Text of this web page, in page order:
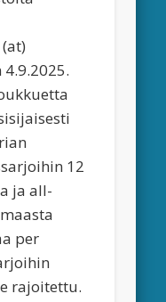
12
ja all-
per
rajoitettu.